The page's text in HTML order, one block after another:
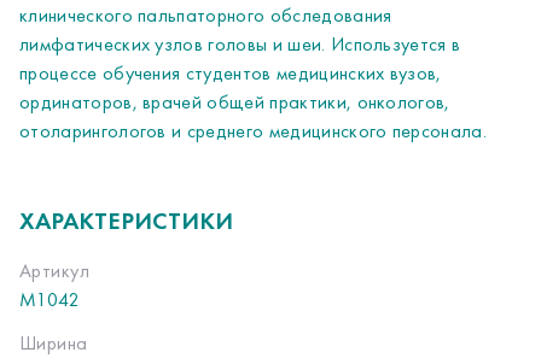
клинического пальпаторного обследования
лимфатических узлов головы и шеи. Используется в
процессе обучения студентов медицинских вузов,
ординаторов, врачей общей практики, онкологов,
отоларингологов и среднего медицинского персонала.
ХАРАКТЕРИСТИКИ
Артикул
М1042
Ширина